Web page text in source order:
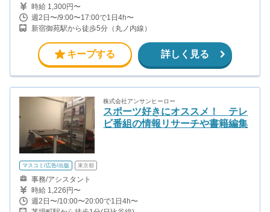
時給 1,300円〜
週2日〜/9:00〜17:00で1日4h〜
新宿御苑駅から徒歩5分（丸ノ内線）
キープする 詳しく見る
株式会社アンサンヒーロー
スポーツ好きにオススメ！ テレ
ビ番組の情報リサーチや書籍編集
マスコミ/広告/出版 東京都
事務/アシスタント
時給 1,226円〜
週2日〜/10:00〜20:00で1日4h〜